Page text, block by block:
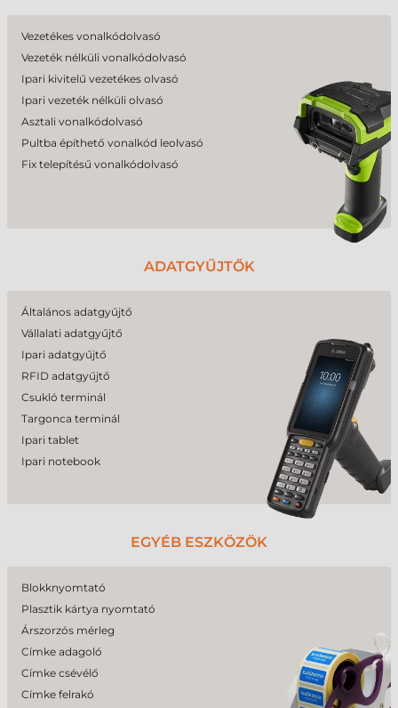
Vezetékes vonalkódolvasó
Vezeték nélküli vonalkódolvasó
Ipari kivitelű vezetékes olvasó
Ipari vezeték nélküli olvasó
Asztali vonalkódolvasó
Pultba építhető vonalkód leolvasó
Fix telepítésű vonalkódolvasó
ADATGYŰJTŐK
Általános adatgyűjtő
Vállalati adatgyűjtő
Ipari adatgyűjtő
RFID adatgyűjtő
Csukló terminál
Targonca terminál
Ipari tablet
Ipari notebook
EGYÉB ESZKÖZÖK
Blokknyomtató
Plasztik kártya nyomtató
Árszorzós mérleg
Címke adagoló
Címke csévélő
Címke felrakó